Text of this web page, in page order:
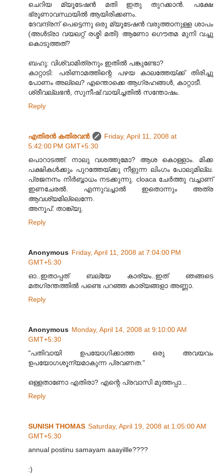
ചെറിയ മ്യൂടേഷന്‍ മതി ഇതു തുറക്കാന്‍. പക്ഷേ
ഭ്രൂണാവസ്ഥയില്‍ ആയിരിക്കണം.
ദേവന്ദ്രന് പെട്ടെന്നു ഒരു മ്യൂടേഷന്‍ വരുത്താനുള്ള ശാപം
(അള്‍ട്രാ വയലറ്റ് രശ്മി മതി) ആണോ ഗൌതമ മുനി വച്ചു
കൊടുത്തത്?
ബഹു: വിശ്വാമിത്രനും ഇതില്‍ പങ്കുണ്ടോ?
കാറ്റാടി: പരിണാമത്തിന്റെ പഴയ കാലത്തേയ്ക്ക് തിരിച്ചു
പോണം അല്ലെ? എന്തൊക്കെ ആഗ്രഹങ്ങള്‍, കാറ്റാടീ.
ശ്രീവല്ലഭന്‍, സുനീഷ്:വായിച്ചതില്‍ സന്തോഷം.
Reply
എതിരന്‍ കതിരവന്‍
Friday, April 11, 2008 at
5:42:00 PM GMT+5:30
പൊറാടത്ത്: നാലു വശത്തുമോ? ആശ കൊള്ളാം. മിക്ക
പക്ഷികള്‍ക്കും പുറത്തേയ്ക്കു നീളുന്ന ലിംഗം‍ പോലുമില്ല.
പ്രജനനം നിര്‍ബ്ബാധം നടക്കുന്നു. cloaca ചേര്‍ത്തു വച്ചാണ്
ഇണചേരല്‍. എന്നുവച്ചാല്‍ ഇതൊന്നും അത്ര
ആവശ്യമില്ലെന്നേ.
അനൂപ്: താങ്ക്യു.
Reply
Anonymous Friday, April 11, 2008 at 7:04:00 PM
GMT+5:30
ഓ..ഇതാപ്പത് ബല്യേ കാര്യം..ഇത് ഞങ്ങടെ
മതഗ്രന്തത്തില്‍ പണ്ടെ പറഞ്ഞ കാര്യങ്ങളാ അണ്ണാ.
Reply
Anonymous Monday, April 14, 2008 at 9:10:00 AM
GMT+5:30
"പതിവായി ഉപയോഗിക്കാത്ത ഒരു അവയവം
ഉപയോഗശൂന്യമാകുന്ന പ്രവണത."
ഒള്ളതാണോ എതിരാ? എന്റെ പ്രവാസി മുത്തപ്പാ...
Reply
SUNISH THOMAS Saturday, April 19, 2008 at 1:05:00 AM
GMT+5:30
annual postinu samayam aaayillle????
:)